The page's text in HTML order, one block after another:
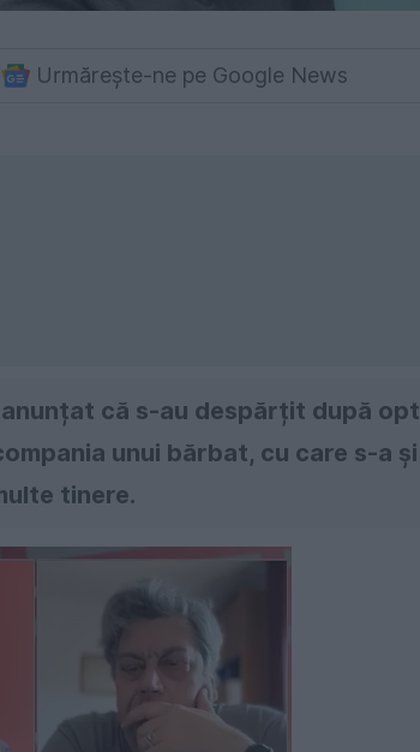
Urmărește-ne pe Google News
anunțat că s-au despărțit după opt
unui bărbat, cu care s-a și
tinere.